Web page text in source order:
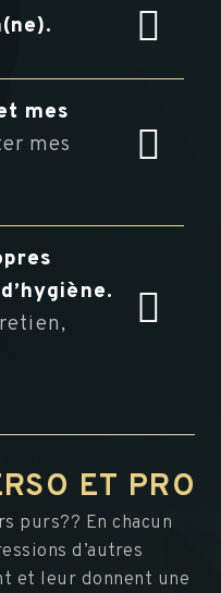
mes
mes
ET PRO
purs?? En chacun
d’autres
et leur donnent une